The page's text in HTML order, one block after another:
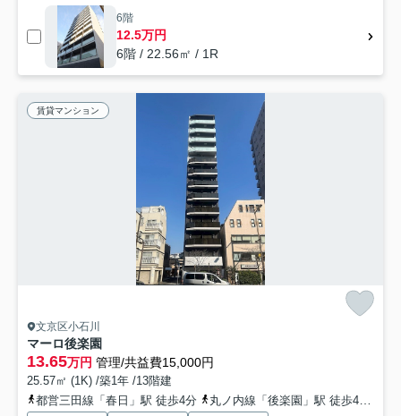
6階
12.5万円
6階 / 22.56㎡ / 1R
賃貸マンション
文京区小石川
マーロ後楽園
13.65万円 管理/共益費15,000円
25.57㎡ (1K) /築1年 /13階建
都営三田線「春日」駅 徒歩4分
丸ノ内線「後楽園」駅 徒歩4分